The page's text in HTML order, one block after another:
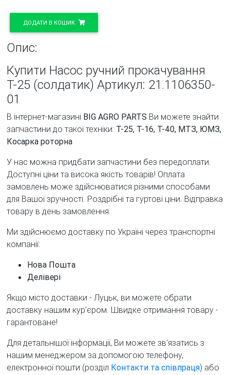
ДОДАТИ В КОШИК
Опис:
Купити Насос ручний прокачування
Т-25 (солдатик) Артикул: 21.1106350-
01
В інтернет-магазині BIG AGRO PARTS Ви можете знайти
запчастини до такої техніки: Т-25, Т-16, Т-40, МТЗ, ЮМЗ,
Косарка роторна
У нас можна придбати запчастини без передоплати.
Доступні ціни та висока якість товарів! Оплата
замовлень може здійснюватися різними способами
для Вашої зручності. Роздрібні та гуртові ціни. Відправка
товару в день замовлення.
Ми здійснюємо доставку по Україні через транспортні
компанії:
Нова Пошта
Делівері
Якщо місто доставки - Луцьк, ви можете обрати
доставку нашим кур'єром. Швидке отримання товару -
гарантоване!
Для детальнішої інформації, Ви можете зв'язатись з
нашим менеджером за допомогою телефону,
електронної пошти (розділ Контакти та співпраця) або